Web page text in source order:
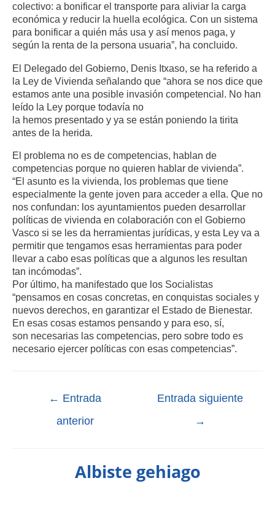
colectivo: a bonificar el transporte para aliviar la carga
económica y reducir la huella ecológica. Con un sistema
para bonificar a quién más usa y así menos paga, y
según la renta de la persona usuaria”, ha concluido.
El Delegado del Gobierno, Denis Itxaso, se ha referido a
la Ley de Vivienda señalando que “ahora se nos dice que
estamos ante una posible invasión competencial. No han
leído la Ley porque todavía no
la hemos presentado y ya se están poniendo la tirita
antes de la herida.
El problema no es de competencias, hablan de
competencias porque no quieren hablar de vivienda”.
“El asunto es la vivienda, los problemas que tiene
especialmente la gente joven para acceder a ella. Que no
nos confundan: los ayuntamientos pueden desarrollar
políticas de vivienda en colaboración con el Gobierno
Vasco si se les da herramientas jurídicas, y esta Ley va a
permitir que tengamos esas herramientas para poder
llevar a cabo esas políticas que a algunos les resultan
tan incómodas”.
Por último, ha manifestado que los Socialistas
“pensamos en cosas concretas, en conquistas sociales y
nuevos derechos, en garantizar el Estado de Bienestar.
En esas cosas estamos pensando y para eso, sí,
son necesarias las competencias, pero sobre todo es
necesario ejercer políticas con esas competencias”.
← Entrada
anterior
Entrada siguiente
→
Albiste gehiago